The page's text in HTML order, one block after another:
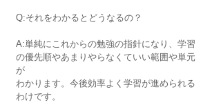
Q:それをわかるとどうなるの？
A:単純にこれからの勉強の指針になり、学習
の優先順やあまりやらなくていい範囲や単元
が
わかります。今後効率よく学習が進められる
わけです。